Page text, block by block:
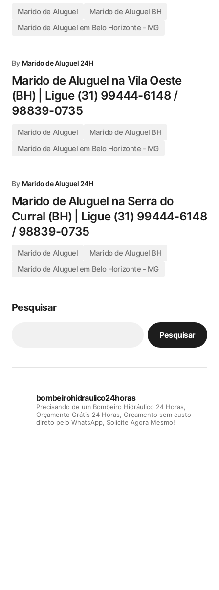
Marido de Aluguel
Marido de Aluguel BH
Marido de Aluguel em Belo Horizonte - MG
By Marido de Aluguel 24H
Marido de Aluguel na Vila Oeste
(BH) | Ligue (31) 99444-6148 /
98839-0735
Marido de Aluguel
Marido de Aluguel BH
Marido de Aluguel em Belo Horizonte - MG
By Marido de Aluguel 24H
Marido de Aluguel na Serra do
Curral (BH) | Ligue (31) 99444-6148
/ 98839-0735
Marido de Aluguel
Marido de Aluguel BH
Marido de Aluguel em Belo Horizonte - MG
Pesquisar
Pesquisar
bombeirohidraulico24horas
Precisando de um Bombeiro Hidráulico 24 Horas,
Orçamento Grátis 24 Horas, Orçamento sem custo
direto pelo WhatsApp, Solicite Agora Mesmo!